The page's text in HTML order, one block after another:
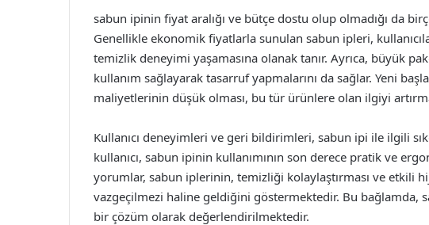
sabun ipinin fiyat aralığı ve bütçe dostu olup olmadığı da
Genellikle ekonomik fiyatlarla sunulan sabun ipleri,
temizlik deneyimi yaşamasına olanak tanır. Ayrıca, büyük
kullanım sağlayarak tasarruf yapmalarını da sağlar. Yeni
maliyetlerinin düşük olması, bu tür ürünlere olan ilgiyi
Kullanıcı deneyimleri ve geri bildirimleri, sabun ipi ile ilgili
kullanıcı, sabun ipinin kullanımının son derece pratik ve
yorumlar, sabun iplerinin, temizliği kolaylaştırması ve etkili
vazgeçilmezi haline geldiğini göstermektedir. Bu bağlamda,
bir çözüm olarak değerlendirilmektedir.